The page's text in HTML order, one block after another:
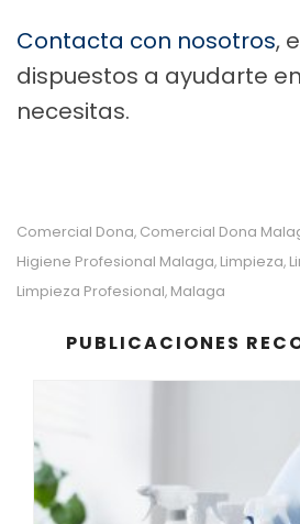
Contacta con nosotros,
dispuestos a ayudarte
necesitas.
Comercial Dona, Comercial Dona
Higiene Profesional Malaga, Limpieza,
Limpieza Profesional, Malaga
PUBLICACIONES